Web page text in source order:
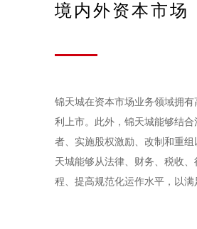
境内外资本市场
锦天城在资本市场业务领域拥
利上市。此外，锦天城能够结
者、实施股权激励、改制和重
天城能够从法律、财务、税收
程、提高规范化运作水平，以满